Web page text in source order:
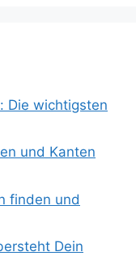
Die wichtigsten
und Kanten
finden und
Dein